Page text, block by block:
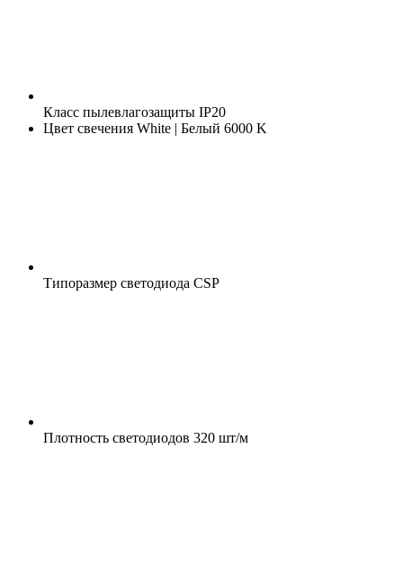
Класс пылевлагозащиты IP20
Цвет свечения White | Белый 6000 K
Типоразмер светодиода CSP
Плотность светодиодов 320 шт/м